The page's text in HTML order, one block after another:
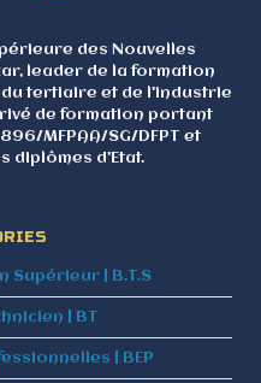
des Nouvelles
leader de la formation
tertiaire et de l'industrie
de formation portant
MFPAA/SG/DFPT et
diplômes d'Etat.
Supérieur | B.T.S
| BT
| BEP
dans :_
du personnel
inscriptions et
se feront
duLundi 03
2026 .
de la